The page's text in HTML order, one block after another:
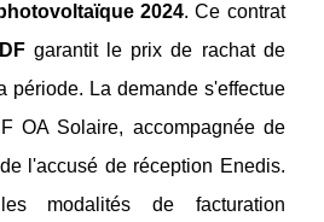
2024. Ce contrat
garantit le prix de rachat de
période. La demande s'effectue
OA Solaire, accompagnée de
l'accusé de réception Enedis.
modalités de facturation